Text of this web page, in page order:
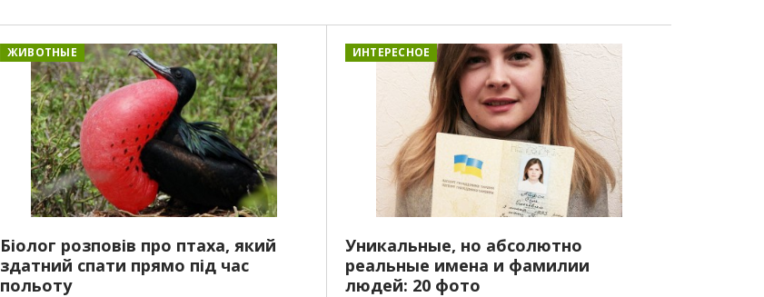
ЖИВОТНЫЕ
Біолог розповів про птаха, який
здатний спати прямо під час
польоту
ИНТЕРЕСНОЕ
Уникальные, но абсолютно
реальные имена и фамилии
людей: 20 фото